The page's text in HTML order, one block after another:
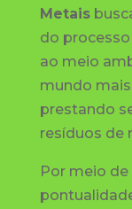
Metais
do
ao meio
mundo
prestando
resíduos de
Por meio